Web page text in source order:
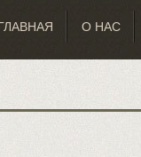
О НАС